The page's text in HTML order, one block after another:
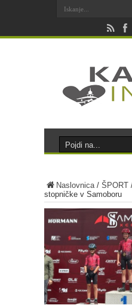
Naslovnica/ ŠPORT
stopničke v Samoboru